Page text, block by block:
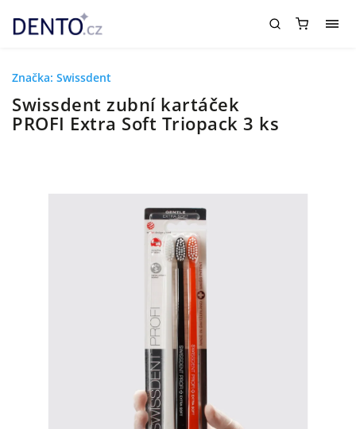
Swissdent zubní kartáček
PROFI Extra Soft Triopack 3 ks
Značka: Swissdent